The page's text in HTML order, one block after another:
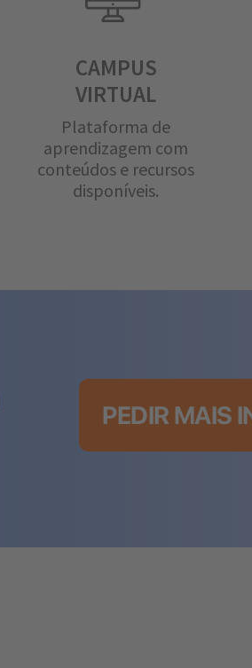
CAMPUS
VIRTUAL
Plataforma de
aprendizagem com
conteúdos e recursos
disponíveis.
PEDIR MAIS